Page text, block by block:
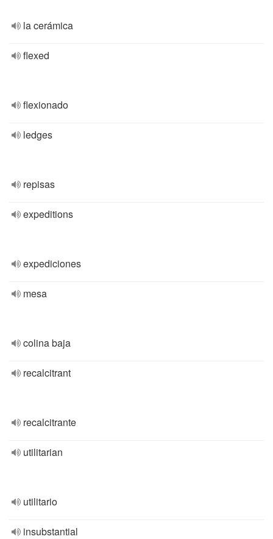
la cerámica
flexed
flexionado
ledges
repisas
expeditions
expediciones
mesa
colina baja
recalcitrant
recalcitrante
utilitarian
utilitario
insubstantial